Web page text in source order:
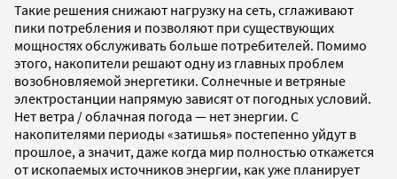
Такие решения снижают нагрузку на сеть, сглаживают
пики потребления и позволяют при существующих
мощностях обслуживать больше потребителей. Помимо
этого, накопители решают одну из главных проблем
возобновляемой энергетики. Солнечные и ветряные
электростанции напрямую зависят от погодных условий.
Нет ветра / облачная погода — нет энергии. С
накопителями периоды «затишья» постепенно уйдут в
прошлое, а значит, даже когда мир полностью откажется
от ископаемых источников энергии, как уже планирует